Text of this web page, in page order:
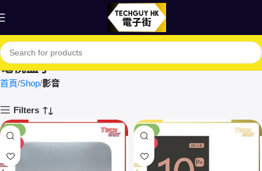
電視盒子
首頁 Shop 影音
Filters
-14%
-12%